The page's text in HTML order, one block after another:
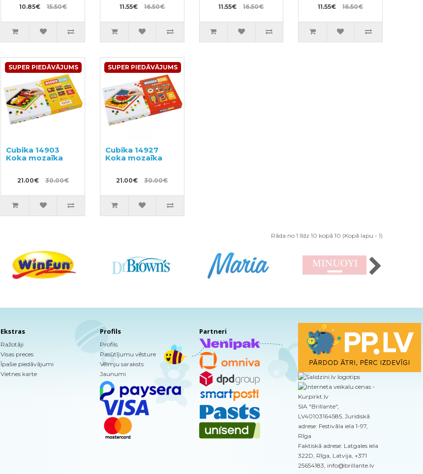
10.85€ 15.50€ 11.55€ 16.50€ 11.55€ 16.50€ 11.55€ 16.50€
SUPER PIEDĀVĀJUMS
Cubika 14903
Koka mozaīka
21.00€ 30.00€
SUPER PIEDĀVĀJUMS
Cubika 14927
Koka mozaīka
21.00€ 30.00€
Rāda no 1 līdz 10 kopā 10 (Kopā lapu - 1)
Ekstras
Ražotāji
Visas preces
Īpašie piedāvājumi
Vietnes karte
Profils
Profils
Pasūtījumu vēsture
Vēlmju saraksts
Jaunumi
Partneri
SIA "Brillante",
LV40103164585, Juridiskā
adrese: Festivāla iela 1-97,
Rīga
Faktiskā adrese: Latgales iela
322D, Rīga, Latvija, +371
25654183, info@brillante.lv